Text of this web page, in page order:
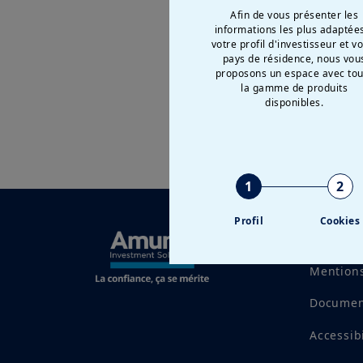
Afin de vous présenter les
informations les plus
votre profil d'investisseur et
pays de résidence, nous
proposons un espace avec
la gamme de produits
disponibles.
1
Profil
2
Cookies